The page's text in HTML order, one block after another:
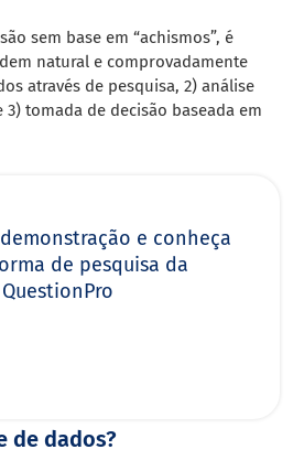
sem base em “achismos”, é
natural e comprovadamente
através de pesquisa, 2) análise
tomada de decisão baseada em
e conheça
de pesquisa da
QuestionPro
de dados?